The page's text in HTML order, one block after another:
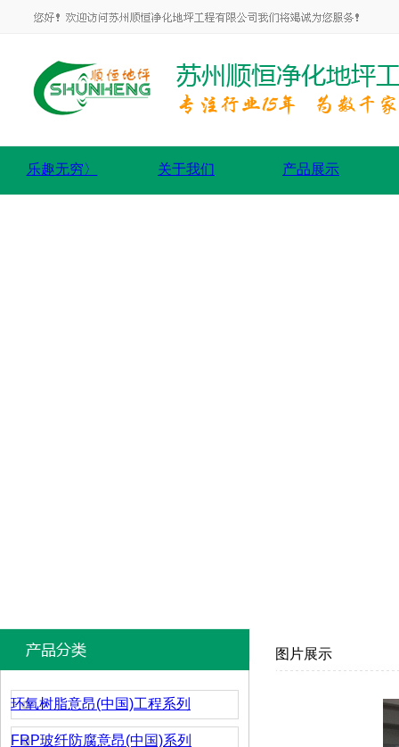
乐趣无穷〉 关于我们 产品展示
环氧树脂意昂(中国)工程系列
FRP玻纤防腐意昂(中国)系列
图片展示